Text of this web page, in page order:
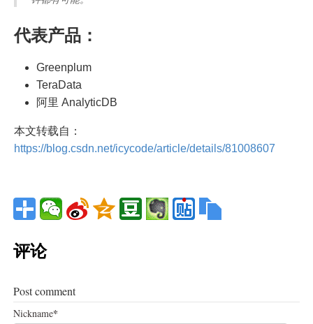
代表产品：
Greenplum
TeraData
阿里 AnalyticDB
本文转载自：
https://blog.csdn.net/icycode/article/details/81008607
评论
Post comment
Nickname*